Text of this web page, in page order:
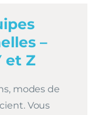
–
et Z
modes de
Vous